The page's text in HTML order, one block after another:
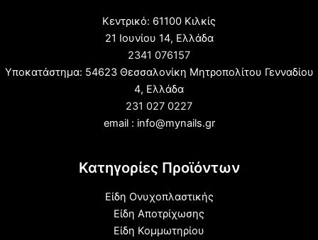
Κεντρικό: 61100 Κιλκίς
21 Ιουνίου 14, Ελλάδα
2341 076157
Υποκατάστημα: 54623 Θεσσαλονίκη Μητροπολίτου Γενναδίου
4, Ελλάδα
231 027 0227
email : info@mynails.gr
Κατηγορίες Προϊόντων
Είδη Ονυχοπλαστικής
Είδη Αποτρίχωσης
Είδη Κομμωτηρίου